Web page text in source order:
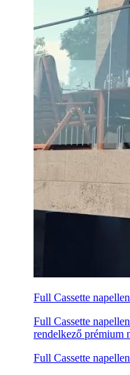
Full Cassette
Full Cassette
rendelkező prémium
Full Cassette